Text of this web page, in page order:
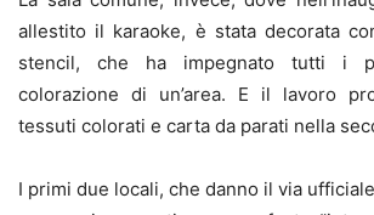
allestito il karaoke, è stata decorata
stencil, che ha impegnato tutti i
colorazione di un’area. E il lavoro
tessuti colorati e carta da parati nella
I primi due locali, che danno il via